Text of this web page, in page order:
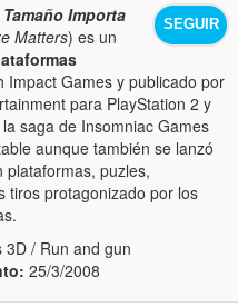
SEGUIR
Importa
Matters) es un
Impact Games y publicado por
para PlayStation 2 y
saga de Insomniac Games
aunque también se lanzó
plataformas, puzles,
tiros protagonizado por los
3D / Run and gun
25/3/2008